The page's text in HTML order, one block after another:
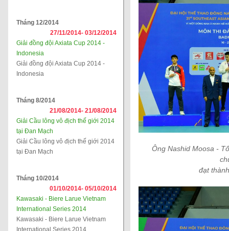
Tháng 12/2014
27/11/2014- 03/12/2014
Giải đồng đội Axiata Cup 2014 -
Indonesia
Giải đồng đội Axiata Cup 2014 -
Indonesia
Tháng 8/2014
21/08/2014- 21/08/2014
Giải Cầu lông vô địch thế giới 2014
tại Đan Mạch
Giải Cầu lông vô địch thế giới 2014
tại Đan Mạch
Tháng 10/2014
01/10/2014- 05/10/2014
Kawasaki - Biere Larue Vietnam
International Series 2014
Kawasaki - Biere Larue Vietnam
International Series 2014
Ông Nashid Moosa -
đạt